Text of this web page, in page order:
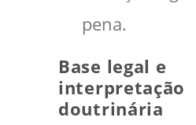
pena.
Base legal e
interpretação
doutrinária